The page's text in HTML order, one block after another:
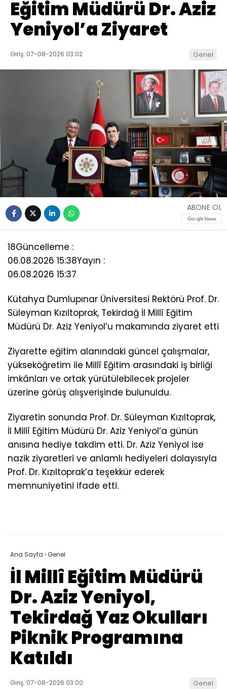
Eğitim Müdürü Dr. Aziz
Yeniyol’a Ziyaret
Giriş: 07-08-2026 03:02 Genel
ABONE OL
18Güncelleme :
06.08.2026 15:38Yayın :
06.08.2026 15:37
Kütahya Dumlupınar Üniversitesi Rektörü Prof. Dr.
Süleyman Kızıltoprak, Tekirdağ İl Millî Eğitim
Müdürü Dr. Aziz Yeniyol’u makamında ziyaret etti
Ziyarette eğitim alanındaki güncel çalışmalar,
yükseköğretim ile Millî Eğitim arasındaki iş birliği
imkânları ve ortak yürütülebilecek projeler
üzerine görüş alışverişinde bulunuldu.
Ziyaretin sonunda Prof. Dr. Süleyman Kızıltoprak,
İl Millî Eğitim Müdürü Dr. Aziz Yeniyol’a günün
anısına hediye takdim etti. Dr. Aziz Yeniyol ise
nazik ziyaretleri ve anlamlı hediyeleri dolayısıyla
Prof. Dr. Kızıltoprak’a teşekkür ederek
memnuniyetini ifade etti.
Ana Sayfa ›Genel
İl Millî Eğitim Müdürü
Dr. Aziz Yeniyol,
Tekirdağ Yaz Okulları
Piknik Programına
Katıldı
Giriş: 07-08-2026 03:00 Genel